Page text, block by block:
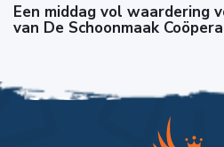
Een middag vol waardering
van De Schoonmaak